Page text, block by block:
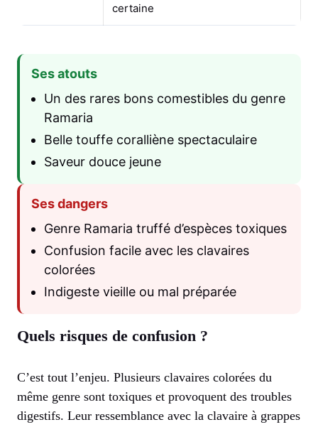
certaine
Ses atouts
Un des rares bons comestibles du genre
Ramaria
Belle touffe coralliène spectaculaire
Saveur douce jeune
Ses dangers
Genre Ramaria truffé d’espèces toxiques
Confusion facile avec les clavaires
colorées
Indigeste vieille ou mal préparée
Quels risques de confusion ?
C’est tout l’enjeu. Plusieurs clavaires colorées du
même genre sont toxiques et provoquent des troubles
digestifs. Leur ressemblance avec la clavaire à grappes